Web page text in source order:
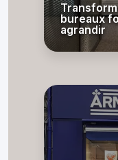
bureaux
agrandir